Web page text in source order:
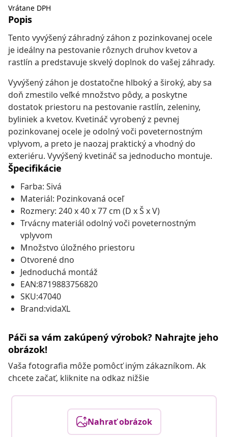
Vrátane DPH
Popis
Tento vyvýšený záhradný záhon z pozinkovanej ocele
je ideálny na pestovanie rôznych druhov kvetov a
rastlín a predstavuje skvelý doplnok do vašej záhrady.
Vyvýšený záhon je dostatočne hlboký a široký, aby sa
doň zmestilo veľké množstvo pôdy, a poskytne
dostatok priestoru na pestovanie rastlín, zeleniny,
byliniek a kvetov. Kvetináč vyrobený z pevnej
pozinkovanej ocele je odolný voči poveternostným
vplyvom, a preto je naozaj praktický a vhodný do
exteriéru. Vyvýšený kvetináč sa jednoducho montuje.
Špecifikácie
Farba: Sivá
Materiál: Pozinkovaná oceľ
Rozmery: 240 x 40 x 77 cm (D x Š x V)
Trvácny materiál odolný voči poveternostným
vplyvom
Množstvo úložného priestoru
Otvorené dno
Jednoduchá montáž
EAN:8719883756820
SKU:47040
Brand:vidaXL
Páči sa vám zakúpený výrobok? Nahrajte jeho
obrázok!
Vaša fotografia môže pomôcť iným zákazníkom. Ak
chcete začať, kliknite na odkaz nižšie
Nahrať obrázok